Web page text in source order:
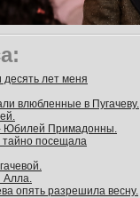
лет меня
влюбленные в Пугачеву.
Юбилей Примадонны.
тайно посещала
опять разрешила весну.